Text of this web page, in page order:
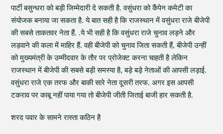
पार्टी बसुन्धरा को बड़ी जिम्मेदारी दे सकती है. वसुंधरा को कैंपेन कमेटी का
संयोजक बनाया जा सकता है. ये बात सही है कि राजस्थान में वसुंधरा राजे बीजेपी
की सबसे ताकतवर नेता हैं. .ये भी सही है कि वसुंधरा राजे चुनाव लड़ने और
लड़वाने की कला में माहिर हैं. वही बीजेपी को चुनाव जिता सकती हैं, बीजेपी उन्हीं
को मुख्यमंत्री के उम्मीदवार के तौर पर प्रोजेक्ट करना चाहती है लेकिन
राजस्थान में बीजेपी की सबसे बड़ी समस्या है, बड़े बड़े नेताओं की आपसी लड़ाई.
वसुंधरा राजे एक तरफ और बाकी सारे नेता दूसरी तरफ. अगर इस आपसी
टकराव पर काबू नहीं पाया गया तो बीजेपी जीती जिताई बाजी हार सकती है.
शरद पवार के सामने रास्ता कठिन है